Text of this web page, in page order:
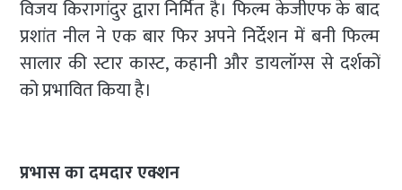
विजय किरागांदुर द्वारा निर्मित है। फिल्म केजीएफ के बाद
प्रशांत नील ने एक बार फिर अपने निर्देशन में बनी फिल्म
सालार की स्टार कास्ट, कहानी और डायलॉग्स से दर्शकों
को प्रभावित किया है।
प्रभास का दमदार एक्शन